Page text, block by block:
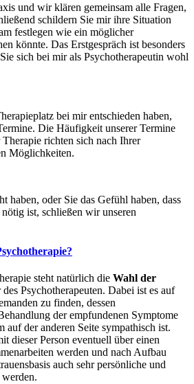
und wir klären gemeinsam alle Fragen,
schildern Sie mir ihre Situation
festlegen wie ein möglicher
könnte. Das Erstgespräch ist besonders
sich bei mir als Psychotherapeutin wohl
bei mir entschieden haben,
Die Häufigkeit unserer Termine
richten sich nach Ihrer
Möglichkeiten.
haben, oder Sie das Gefühl haben, dass
ist, schließen wir unseren
steht natürlich die Wahl der
des Psychotherapeuten. Dabei ist es auf
zu finden, dessen
der empfundenen Symptome
auf der anderen Seite sympathisch ist.
dieser Person eventuell über einen
werden und nach Aufbau
auch sehr persönliche und